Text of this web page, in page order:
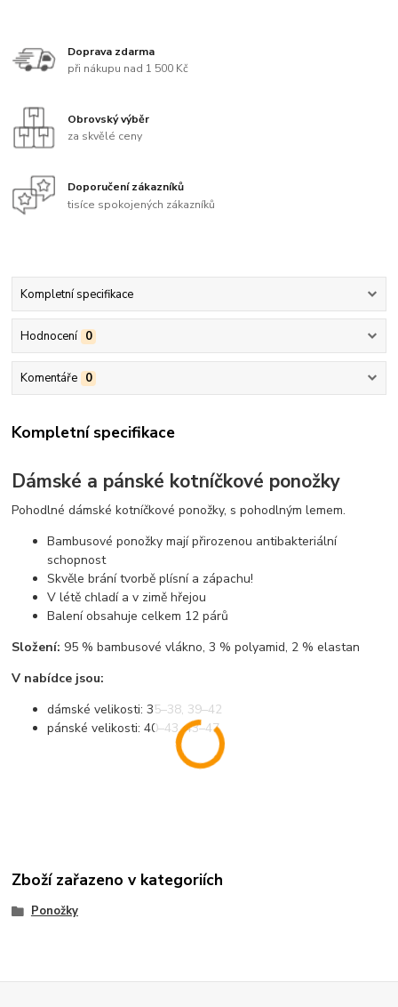
Doprava zdarma
při nákupu nad 1 500 Kč
Obrovský výběr
za skvělé ceny
Doporučení zákazníků
tisíce spokojených zákazníků
Kompletní specifikace
Hodnocení 0
Komentáře 0
Kompletní specifikace
Dámské a pánské kotníčkové ponožky
Pohodlné dámské kotníčkové ponožky, s pohodlným lemem.
Bambusové ponožky mají přirozenou antibakteriální
schopnost
Skvěle brání tvorbě plísní a zápachu!
V létě chladí a v zimě hřejou
Balení obsahuje celkem 12 párů
Složení: 95 % bambusové vlákno, 3 % polyamid, 2 % elastan
V nabídce jsou:
dámské velikosti: 35–38, 39–42
pánské velikosti: 40–43, 43–47
Zboží zařazeno v kategoriích
Ponožky